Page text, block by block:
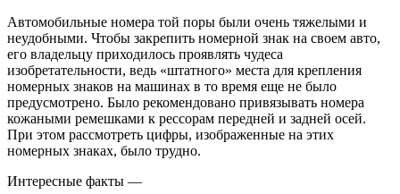
Автомобильные номера той поры были очень тяжелыми и
неудобными. Чтобы закрепить номерной знак на своем авто,
его владельцу приходилось проявлять чудеса
изобретательности, ведь «штатного» места для крепления
номерных знаков на машинах в то время еще не было
предусмотрено. Было рекомендовано привязывать номера
кожаными ремешками к рессорам передней и задней осей.
При этом рассмотреть цифры, изображенные на этих
номерных знаках, было трудно.
Интересные факты —